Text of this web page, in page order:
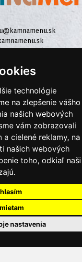
technológie
na zlepšenie vášho
našich webových
vám zobrazovali
cielené reklamy, na
našich webových
toho, odkiaľ naši
nastavenia
ZÁKAZNÍCKEJ ZÓNY
podmienky
údajov